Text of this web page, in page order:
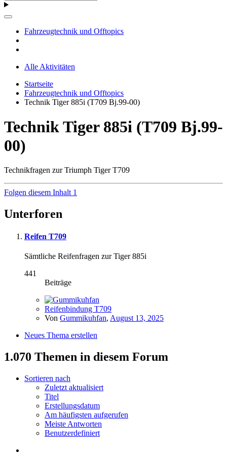
Fahrzeugtechnik und Offtopics
Alle Aktivitäten
Startseite
Fahrzeugtechnik und Offtopics
Technik Tiger 885i (T709 Bj.99-00)
Technik Tiger 885i (T709 Bj.99-
00)
Technikfragen zur Triumph Tiger T709
Folgen diesem Inhalt 1
Unterforen
Reifen T709
Sämtliche Reifenfragen zur Tiger 885i
441
Beiträge
Reifenbindung T709
Von Gummikuhfan, August 13, 2025
Neues Thema erstellen
1.070 Themen in diesem Forum
Sortieren nach
Zuletzt aktualisiert
Titel
Erstellungsdatum
Am häufigsten aufgerufen
Meiste Antworten
Benutzerdefiniert